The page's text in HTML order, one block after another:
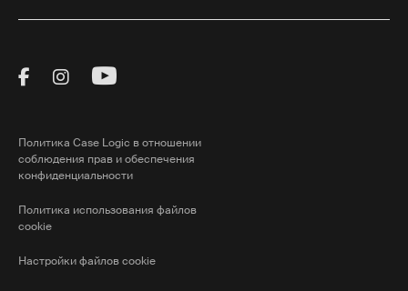
Visit Thule on Facebook (external link)
Visit Thule on Instagram (external link)
Visit Thule on Youtube (external
Политика Case Logic в отношении
соблюдения прав и обеспечения
конфиденциальности
Политика использования файлов
cookie
Настройки файлов cookie